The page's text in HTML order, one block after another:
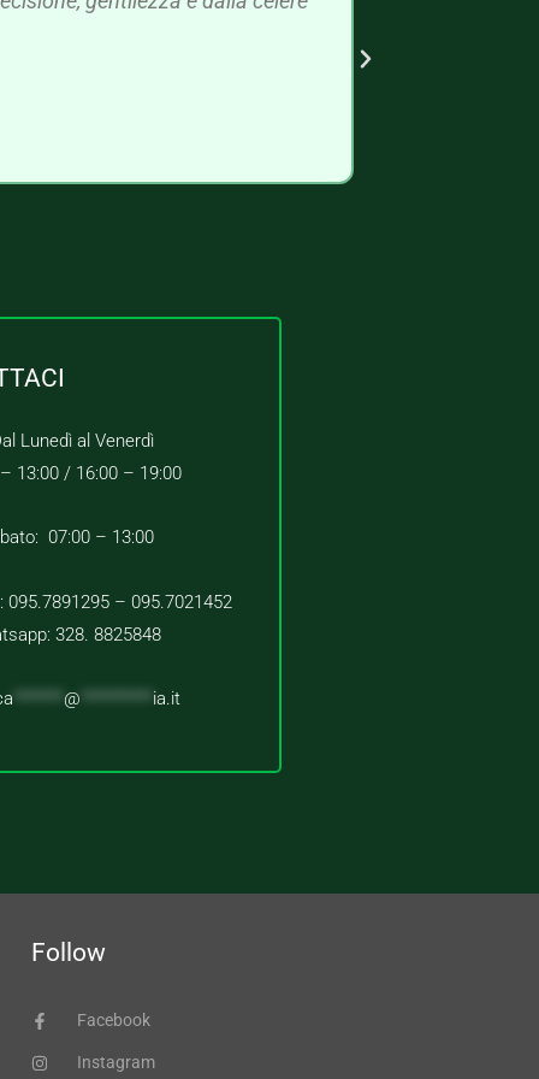
Lunedì al Venerdì
13:00 / 16:00 – 19:00
07:00 – 13:00
095.7891295 – 095.7021452
328. 8825848
*******@ ia.it
Follow
Facebook
Instagram